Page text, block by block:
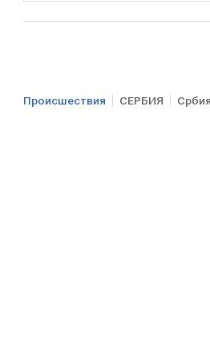
Происшествия СЕРБИЯ